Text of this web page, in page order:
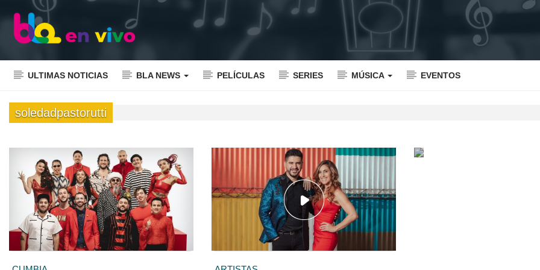
ULTIMAS NOTICIAS BLA NEWS PELÍCULAS SERIES MÚSICA EVENTOS
soledadpastorutti